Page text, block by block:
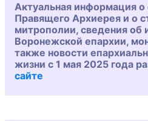
Актуальная информация
Правящего Архиерея и о
митрополии, сведения об
Воронежской епархии,
также новости
жизни с 1 мая 2025 года
сайте